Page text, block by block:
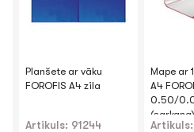
Planšete ar vāku
FOROFIS A4 zila
Artikuls: 91244
Mape ar
A4
0.50/
(sarkana)